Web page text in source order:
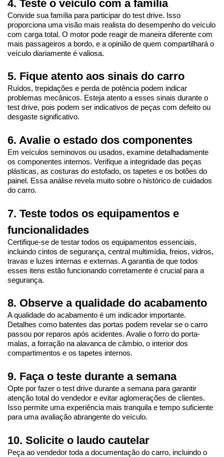
4. Teste o veículo com a família
Convide sua família para participar do test drive. Isso
proporciona uma visão mais realista do desempenho do veículo
com carga total. O motor pode reagir de maneira diferente com
mais passageiros a bordo, e a opinião de quem compartilhará o
veículo diariamente é valiosa.
5. Fique atento aos sinais do carro
Ruídos, trepidações e perda de potência podem indicar
problemas mecânicos. Esteja atento a esses sinais durante o
test drive, pois podem ser indicativos de peças com defeito ou
desgaste significativo.
6. Avalie o estado dos componentes
Em veículos seminovos ou usados, examine detalhadamente
os componentes internos. Verifique a integridade das peças
plásticas, as costuras do estofado, os tapetes e os botões do
painel. Essa análise revela muito sobre o histórico de cuidados
do carro.
7. Teste todos os equipamentos e
funcionalidades
Certifique-se de testar todos os equipamentos essenciais,
incluindo cintos de segurança, central multimídia, freios, vidros,
travas e luzes internas e externas. A garantia de que todos
esses itens estão funcionando corretamente é crucial para a
segurança.
8. Observe a qualidade do acabamento
A qualidade do acabamento é um indicador importante.
Detalhes como batentes das portas podem revelar se o carro
passou por reparos após acidentes. Avalie o forro do porta-
malas, a forração na alavanca de câmbio, o interior dos
compartimentos e os tapetes internos.
9. Faça o teste durante a semana
Opte por fazer o test drive durante a semana para garantir
atenção total do vendedor e evitar aglomerações de clientes.
Isso permite uma experiência mais tranquila e tempo suficiente
para uma avaliação abrangente do veículo.
10. Solicite o laudo cautelar
Peça ao vendedor toda a documentação do carro, incluindo o